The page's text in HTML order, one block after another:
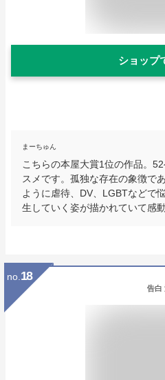
ショップ
まーちゅん
こちらの本屋大賞1位の作品。
スメです。孤独な存在の象徴で
ように虐待、DV、LGBTなどで
生していく姿が描かれていて感動
no. 18
告白